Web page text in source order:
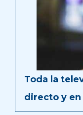
Toda la
directo y